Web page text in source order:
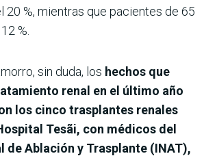
20 %, mientras que pacientes de 65
%.
sin duda, los hechos que
renal en el último año
los cinco trasplantes renales
Tesãi, con médicos del
de Ablación y Trasplante (INAT),